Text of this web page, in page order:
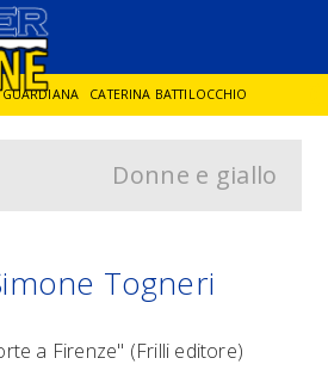
CATERINA BATTILOCCHIO
GIANCARLO DE CATALDO
Donne e giallo
Togneri
a Firenze" (Frilli editore)